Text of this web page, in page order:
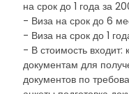
на срок до 1 года за
- Виза на срок до 6
- Виза на срок до 1
- В стоимость входит:
документам для
документов по